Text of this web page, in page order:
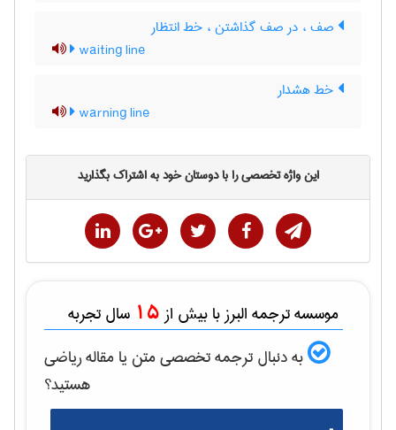
صف ، در صف گذاشتن ، خط انتظار
waiting line
خط هشدار
warning line
این واژه تخصصی را با دوستان خود به اشتراک بگذارید
موسسه ترجمه البرز با بیش از 15 سال تجربه
به دنبال ترجمه تخصصی متن یا مقالهرياضی
هستید؟